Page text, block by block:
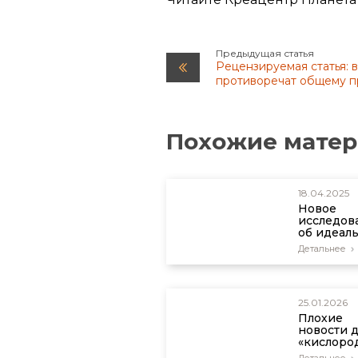
Предыдущая статья
Рецензируемая статья:
противоречат общему
Похожие
18.04.2025
Новое
об
Детальнее
25.01.2026
Плохие
новости
теории»